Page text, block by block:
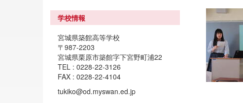
学校情報
宮城県築館高等学校
〒987-2203
宮城県栗原市築館字下宮野町浦22
TEL : 0228-22-3126
FAX : 0228-22-4104
tukiko@od.myswan.ed.jp